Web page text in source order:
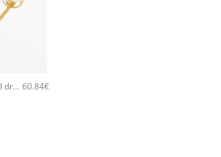
5682F Aurora crystal drop long χειροποίητα σκουλαρίκια Catherine bijoux Άσπρο 60.84€